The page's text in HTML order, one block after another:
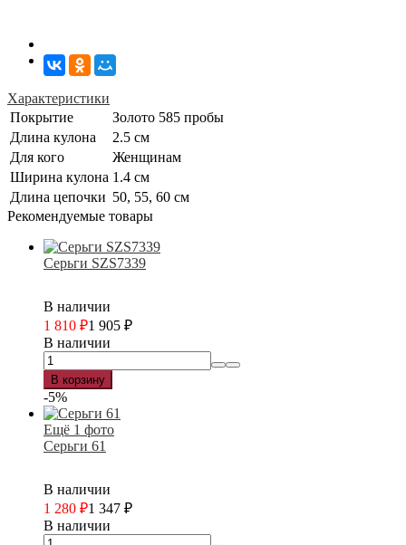
Характеристики
Покрытие
Золото 585 пробы
Длина кулона
2.5 см
Для кого
Женщинам
Ширина кулона 1.4 см
Длина цепочки 50, 55, 60 см
Рекомендуемые товары
Серьги SZS7339
В наличии
1 810 ₽1 905 ₽
В наличии
В корзину
-5%
Ещё 1 фото
Серьги 61
В наличии
1 280 ₽1 347 ₽
В наличии